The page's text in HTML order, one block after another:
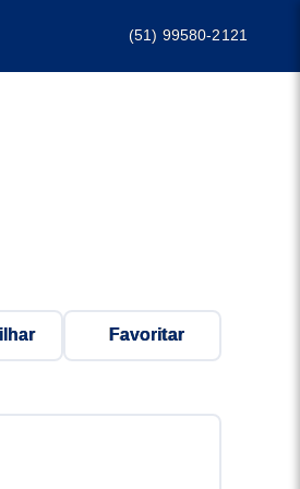
(51) 99580-2121
Favoritar